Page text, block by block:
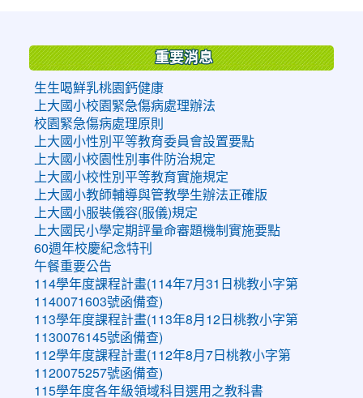
重要消息
生生喝鮮乳桃園鈣健康
上大國小校園緊急傷病處理辦法
校園緊急傷病處理原則
上大國小性別平等教育委員會設置要點
上大國小校園性別事件防治規定
上大國小校性別平等教育實施規定
上大國小教師輔導與管教學生辦法正確版
上大國小服裝儀容(服儀)規定
上大國民小學定期評量命審題機制實施要點
60週年校慶紀念特刊
午餐重要公告
114學年度課程計畫(114年7月31日桃教小字第
1140071603號函備查)
113學年度課程計畫(113年8月12日桃教小字第
1130076145號函備查)
112學年度課程計畫(112年8月7日桃教小字第
1120075257號函備查)
115學年度各年級領域科目選用之教科書